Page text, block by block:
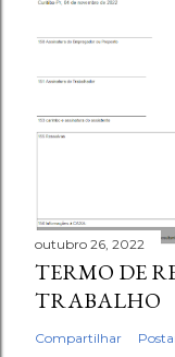
outubro 26, 2022
TERMO DE
TRABALHO
Compartilhar